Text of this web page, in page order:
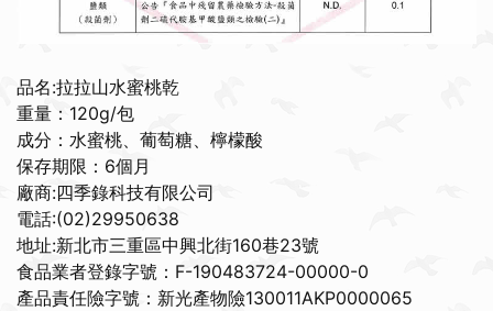
品名:拉拉山水蜜桃乾
重量：120g/包
成分：水蜜桃、葡萄糖、檸檬酸
保存期限：6個月
廠商:四季錄科技有限公司
電話:(02)29950638
地址:新北市三重區中興北街160巷23號
食品業者登錄字號：F-190483724-00000-0
產品責任險字號：新光產物險130011AKP0000065